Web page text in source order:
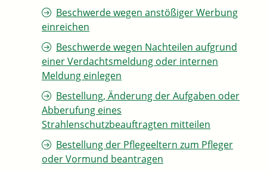
Beschwerde wegen anstößiger Werbung
einreichen
Beschwerde wegen Nachteilen aufgrund
einer Verdachtsmeldung oder internen
Meldung einlegen
Bestellung, Änderung der Aufgaben oder
Abberufung eines
Strahlenschutzbeauftragten mitteilen
Bestellung der Pflegeeltern zum Pfleger
oder Vormund beantragen